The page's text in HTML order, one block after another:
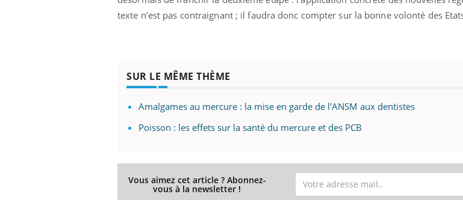
texte n’est pas contraignant ; il faudra donc compter sur la bonne volonté des
SUR LE MÊME THÈME
Amalgames au mercure : la mise en garde de l'ANSM aux dentistes
Poisson : les effets sur la santé du mercure et des PCB
Vous aimez cet article ? Abonnez-
vous à la newsletter !